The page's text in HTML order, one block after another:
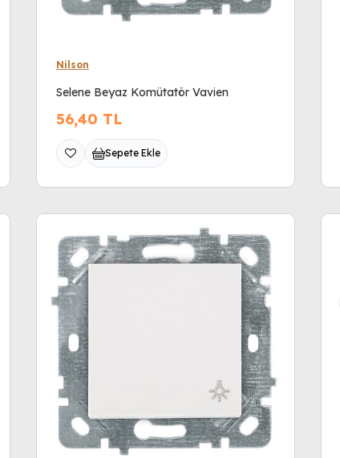
Nilson
Selene Beyaz Komütatör Vavien
56,40 TL
Sepete Ekle